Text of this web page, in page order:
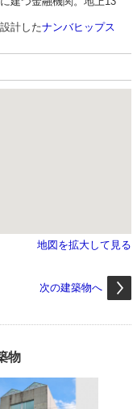
計したナンバヒップス
地図を拡大して見る
次の建築物へ
物